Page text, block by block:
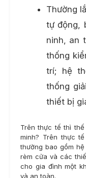
Thường
tự động,
ninh, an
thống
trí; hệ
thống
thiết bị
Trên thực tế thì
minh? Trên thực
thường bao gồm
rèm cửa và các
cho gia đình một
và an toàn.